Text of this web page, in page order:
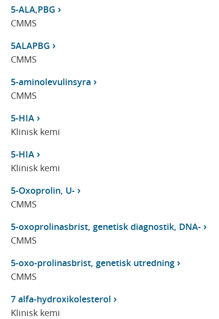
5-ALA,PBG
CMMS
5ALAPBG
CMMS
5-aminolevulinsyra
CMMS
5-HIA
Klinisk kemi
5-HIA
Klinisk kemi
5-Oxoprolin, U-
CMMS
5-oxoprolinasbrist, genetisk diagnostik, DNA-
CMMS
5-oxo-prolinasbrist, genetisk utredning
CMMS
7 alfa-hydroxikolesterol
Klinisk kemi